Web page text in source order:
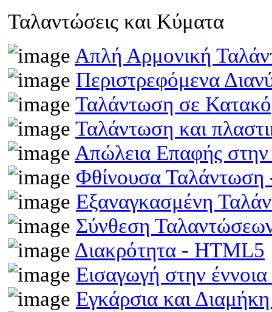
Ταλαντώσεις και Κύματα
Απλή Αρμονική
Περιστρεφόμενα
Ταλάντωση σε
Ταλάντωση και
Απώλεια Επαφής
Φθίνουσα
Εξαναγκασμένη
Σύνθεση
Διακρότητα - HTML5
Εισαγωγή στην
Εγκάρσια και